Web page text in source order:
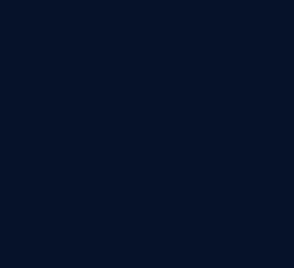
AGILE: así es el
startups y
La innovación en defensa avanza
incorporarla al mercado no
pymes, el verdadero reto ya no